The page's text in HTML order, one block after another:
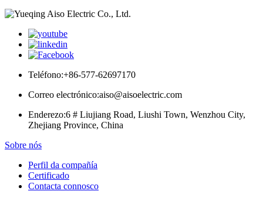
Teléfono:+86-577-62697170
Correo electrónico:aiso@aisoelectric.com
Enderezo:6 # Liujiang Road, Liushi Town, Wenzhou City,
Zhejiang Province, China
Sobre nós
Perfil da compañía
Certificado
Contacta connosco